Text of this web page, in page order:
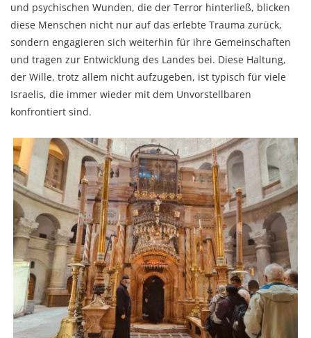
und psychischen Wunden, die der Terror hinterließ, blicken
diese Menschen nicht nur auf das erlebte Trauma zurück,
sondern engagieren sich weiterhin für ihre Gemeinschaften
und tragen zur Entwicklung des Landes bei. Diese Haltung,
der Wille, trotz allem nicht aufzugeben, ist typisch für viele
Israelis, die immer wieder mit dem Unvorstellbaren
konfrontiert sind.